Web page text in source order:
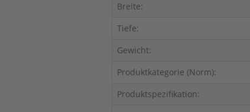
Breite:
Tiefe:
Gewicht:
Produktkategorie (Norm):
Produktspezifikation: